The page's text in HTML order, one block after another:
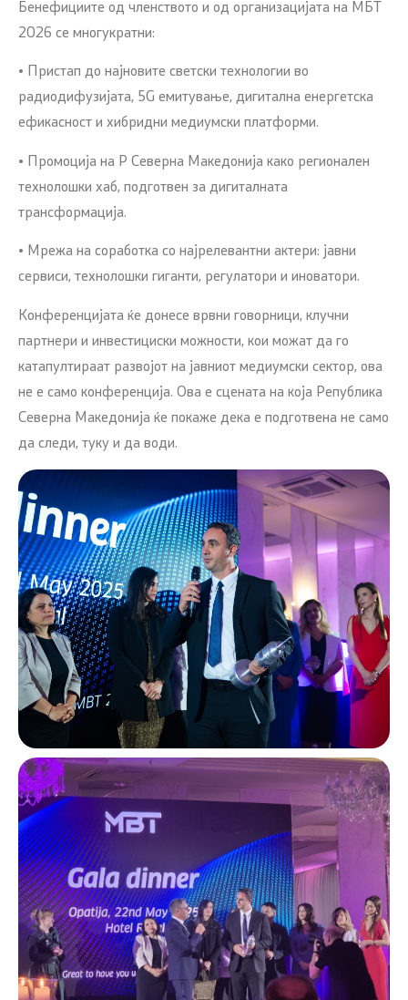
Бенефициите од членството и од организацијата на МБТ
2026 се многукратни:
• Пристап до најновите светски технологии во
радиодифузијата, 5G емитување, дигитална енергетска
ефикасност и хибридни медиумски платформи.
• Промоција на Р Северна Македонија како регионален
технолошки хаб, подготвен за дигиталната
трансформација.
• Мрежа на соработка со најрелевантни актери: јавни
сервиси, технолошки гиганти, регулатори и иноватори.
Конференцијата ќе донесе врвни говорници, клучни
партнери и инвестициски можности, кои можат да го
катапултираат развојот на јавниот медиумски сектор, oва
не е само конференција. Ова е сцената на која Република
Северна Македонија ќе покаже дека е подготвена не само
да следи, туку и да води.